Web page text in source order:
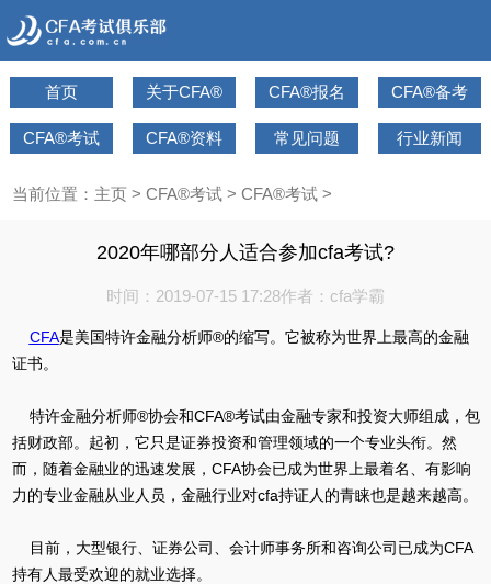
首页 关于CFA® CFA®报名 CFA®备考
CFA®考试 CFA®资料 常见问题 行业新闻
当前位置： 主页> CFA®考试> CFA®考试>
2020年哪部分人适合参加cfa考试?
时间：2019-07-15 17:28作者：cfa学霸
CFA是美国特许金融分析师®的缩写。它被称为世界上最高的金融
证书。
特许金融分析师®协会和CFA®考试由金融专家和投资大师组成，包
括财政部。起初，它只是证券投资和管理领域的一个专业头衔。然
而，随着金融业的迅速发展，CFA协会已成为世界上最着名、有影响
力的专业金融从业人员，金融行业对cfa持证人的青睐也是越来越高。
目前，大型银行、证券公司、会计师事务所和咨询公司已成为CFA
持有人最受欢迎的就业选择。